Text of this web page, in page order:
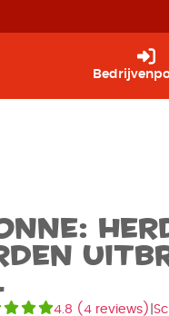
4.8 ( 4 reviews)